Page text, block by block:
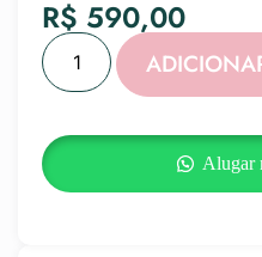
R$ 590,00
Alugar